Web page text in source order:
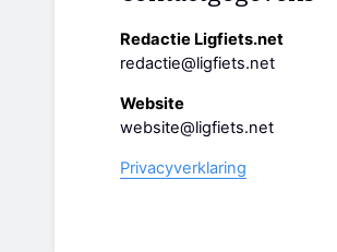
Redactie Ligfiets.net
redactie@ligfiets.net
Website
website@ligfiets.net
Privacyverklaring